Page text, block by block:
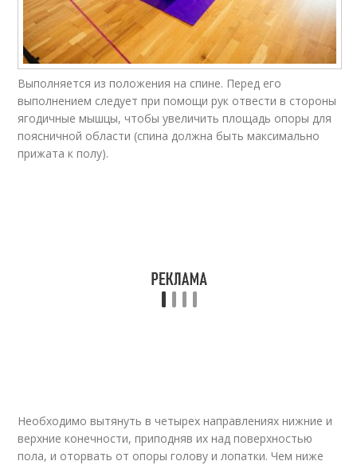
Выполняется из положения на спине. Перед его
выполнением следует при помощи рук отвести в стороны
ягодичные мышцы, чтобы увеличить площадь опоры для
поясничной области (спина должна быть максимально
прижата к полу).
Необходимо вытянуть в четырех направлениях нижние и
верхние конечности, приподняв их над поверхностью
пола, и оторвать от опоры голову и лопатки. Чем ниже